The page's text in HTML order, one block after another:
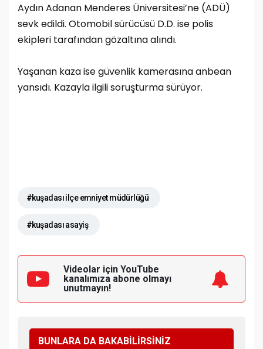
Aydın Adanan Menderes Üniversitesi’ne (ADÜ)
sevk edildi. Otomobil sürücüsü D.D. ise polis
ekipleri tarafından gözaltına alındı.
Yaşanan kaza ise güvenlik kamerasına anbean
yansıdı. Kazayla ilgili soruşturma sürüyor.
#kuşadası ilçe emniyet müdürlüğü
#kuşadası asayiş
Videolar için YouTube
kanalımıza abone olmayı
unutmayın!
BUNLARA DA BAKABİLİRSİNİZ